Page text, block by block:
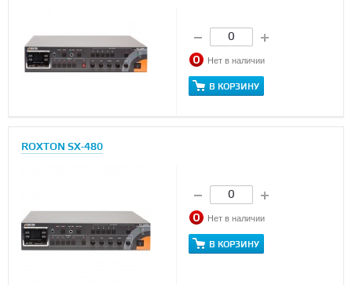
Нет в наличии
В КОРЗИНУ
ROXTON SX-480
Нет в наличии
В КОРЗИНУ